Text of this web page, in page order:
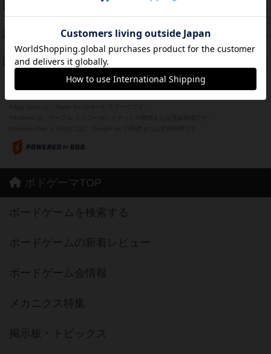
PT
紹介文あり 1件の投稿
PT
Bitter End ブタペスト救出作戦
42 PT
ドコジャン
ボドゲーマTOP
ボードゲームを検索する
ボードゲームの新着レビュー
ボードゲーム会情報
メカニクス特集
掲示板・トピックス